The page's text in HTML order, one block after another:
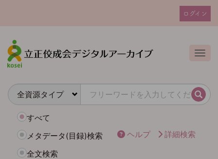
ン
テ
ン
ユ
カ
ウ
ト
ログイン
検索
すべて
メタデータ(目録)検索
全文検索
ヘルプ 詳細検索